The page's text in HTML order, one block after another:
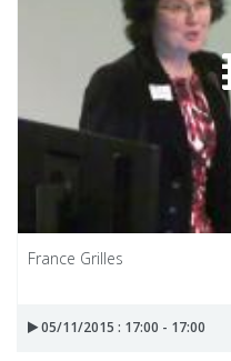
France Grilles
05/11/2015 : 17:00 - 17:00